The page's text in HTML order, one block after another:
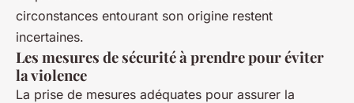
circonstances entourant son origine restent
incertaines.
Les mesures de sécurité à prendre pour éviter
la violence
La prise de mesures adéquates pour assurer la